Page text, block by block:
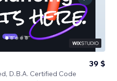
D.B.A. Certified Code
39 $